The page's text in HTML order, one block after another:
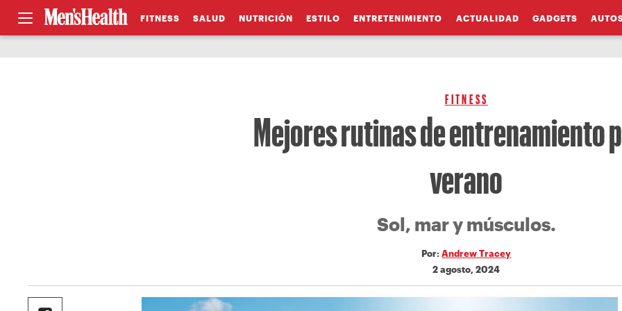
FITNESS SALUD NUTRICIÓN ESTILO ENTRETENIMIENTO ACTUALIDAD GADGETS
FITNESS
Mejores rutinas de entrenamiento
verano
Sol, mar y músculos.
Por:Andrew Tracey
2 agosto, 2024